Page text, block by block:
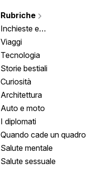
Rubriche
Inchieste e
approfondimenti
Viaggi
Tecnologia
Storie bestiali
Curiosità
Architettura
Auto e moto
I diplomati
Quando cade un quadro
Salute mentale
Salute sessuale